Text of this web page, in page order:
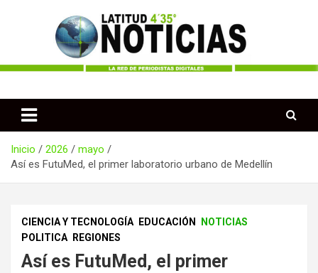
Latitud 435 Noticias
Inicio 2026
mayo
Así es FutuMed, el primer laboratorio urbano de Medellín
CIENCIA Y TECNOLOGÍA EDUCACIÓN
NOTICIAS
POLITICA
REGIONES
Así es FutuMed, el primer